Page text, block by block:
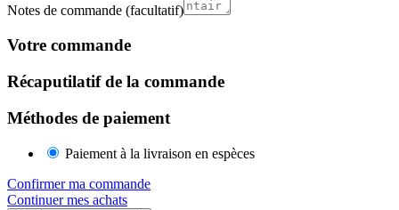
Notes de commande (facultatif)
Votre commande
Récaputilatif de la commande
Méthodes de paiement
Paiement à la livraison en espèces
Confirmer ma commande
Continuer mes achats